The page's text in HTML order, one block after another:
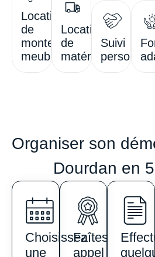
Location
de
monte-
meubles
Location
de
matériel
Suivi
Organiser son
Dourdan en
Choisissez
une
Faîtes
appel